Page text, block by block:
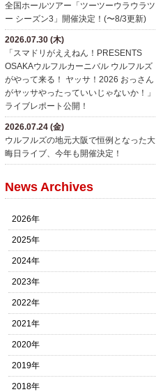
全国ホールツアー「ツーツーウラウラツ
ー シーズン3」開催決定！(〜8/3更新)
2026.07.30 (木)
「スマドリがええねん！PRESENTS
OSAKAウルフルカーニバル ウルフルズ
がやって来る！ ヤッサ！2026 おっさん
がヤッサやったっていいじゃないか！」
ライブレポート公開！
2026.07.24 (金)
ウルフルズの地元大阪で恒例となった大
晦日ライブ、今年も開催決定！
News Archives
2026年
2025年
2024年
2023年
2022年
2021年
2020年
2019年
2018年